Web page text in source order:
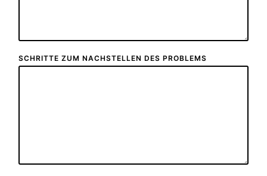
SCHRITTE ZUM NACHSTELLEN DES PROBLEMS